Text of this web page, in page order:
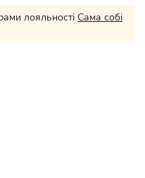
лояльності Сама собі